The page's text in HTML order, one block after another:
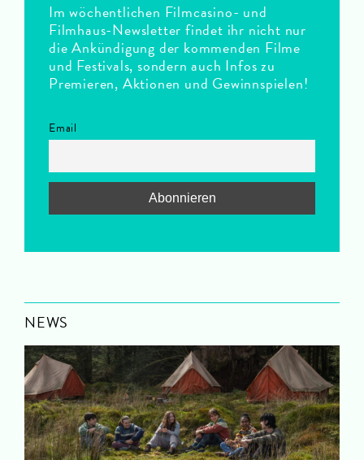
Im wöchentlichen Filmcasino- und
Filmhaus-Newsletter findet ihr nicht nur
die Ankündigung der kommenden Filme
und Festivals, sondern auch Infos zu
Premieren, Aktionen und Gewinnspielen!
Email
NEWS